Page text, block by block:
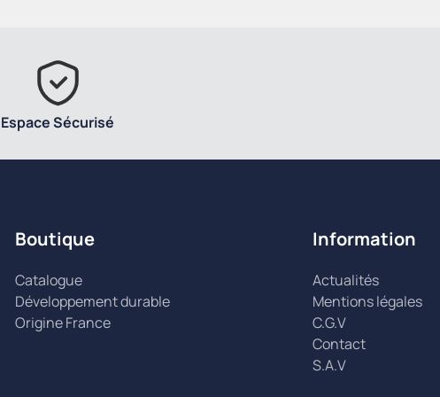
Espace Sécurisé
Boutique
Catalogue
Développement durable
Origine France
Information
Actualités
Mentions légales
C.G.V
Contact
S.A.V